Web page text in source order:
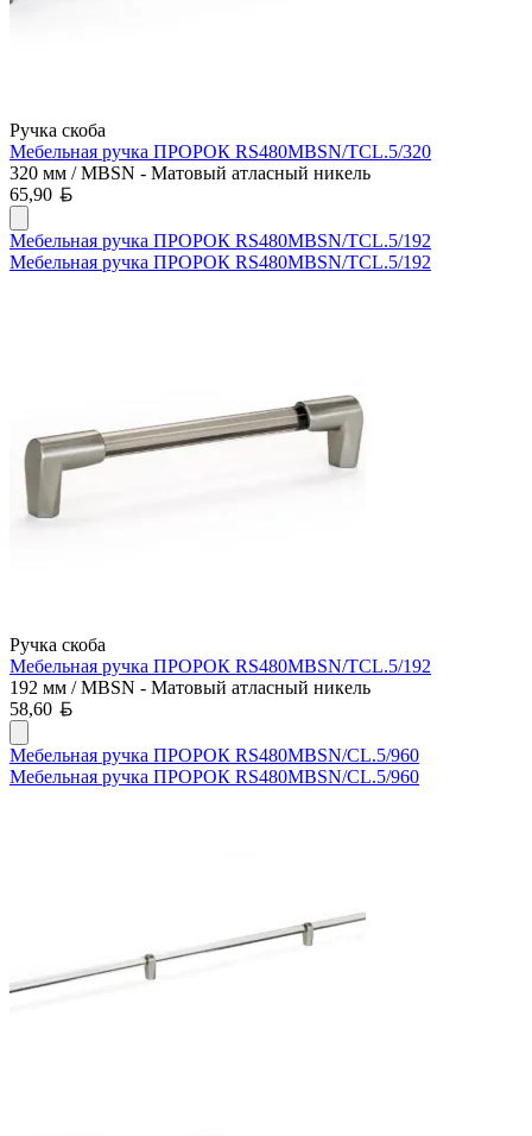
Ручка скоба
Мебельная ручка ПРОРОК RS480MBSN/TCL.5/320
320 мм / MBSN - Матовый атласный никель
65,90
Мебельная ручка ПРОРОК RS480MBSN/TCL.5/192
Мебельная ручка ПРОРОК RS480MBSN/TCL.5/192
Ручка скоба
Мебельная ручка ПРОРОК RS480MBSN/TCL.5/192
192 мм / MBSN - Матовый атласный никель
58,60
Мебельная ручка ПРОРОК RS480MBSN/CL.5/960
Мебельная ручка ПРОРОК RS480MBSN/CL.5/960